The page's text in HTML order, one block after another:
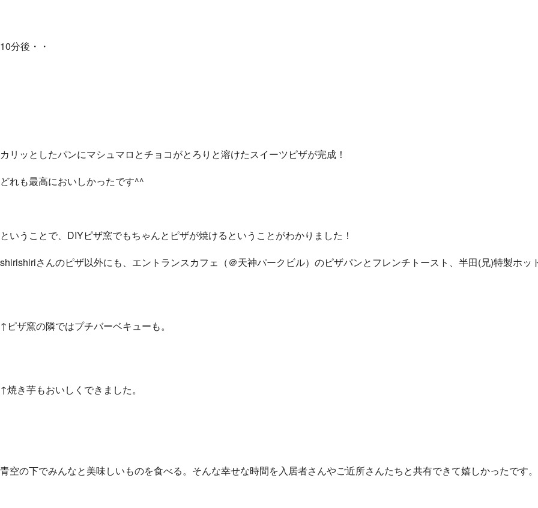
10分後・・
カリッとしたパンにマシュマロとチョコがとろりと溶けたスイーツピザが完成！
どれも最高においしかったです^^
ということで、DIYピザ窯でもちゃんとピザが焼けるということがわかりました！
shirishiriさんのピザ以外にも、エントランスカフェ（＠天神パークビル）のピザパンとフレンチトースト、半田(兄)特製ホッ
↑ピザ窯の隣ではプチバーベキューも。
↑焼き芋もおいしくできました。
青空の下でみんなと美味しいものを食べる。そんな幸せな時間を入居者さんやご近所さんたちと共有できて嬉しかったです。